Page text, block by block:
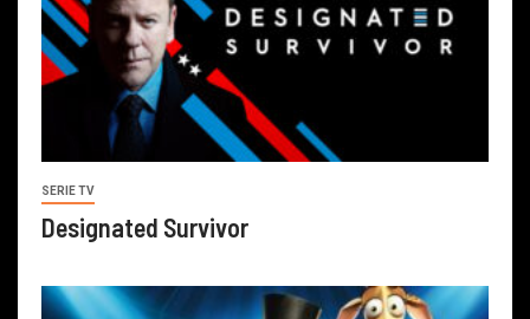
SERIE TV
Designated Survivor